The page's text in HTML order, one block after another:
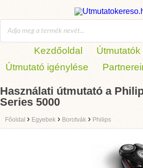
Kezdőoldal
Útmutató igénylése
Használati útmutató a
Series 5000
Főoldal › Egyebek › Borotvák › Philips